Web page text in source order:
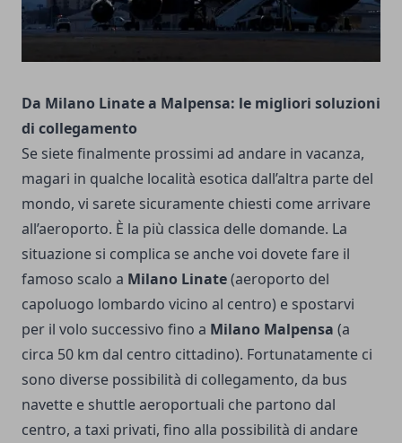
Da Milano Linate a Malpensa: le migliori soluzioni
di collegamento
Se siete finalmente prossimi ad andare in vacanza,
magari in qualche località esotica dall’altra parte del
mondo, vi sarete sicuramente chiesti come arrivare
all’aeroporto. È la più classica delle domande. La
situazione si complica se anche voi dovete fare il
famoso scalo a Milano Linate(aeroporto del
capoluogo lombardo vicino al centro) e spostarvi
per il volo successivo fino a Milano Malpensa (a
circa 50 km dal centro cittadino). Fortunatamente ci
sono diverse possibilità di collegamento, da bus
navette e shuttle aeroportuali che partono dal
centro, a taxi privati, fino alla possibilità di andare